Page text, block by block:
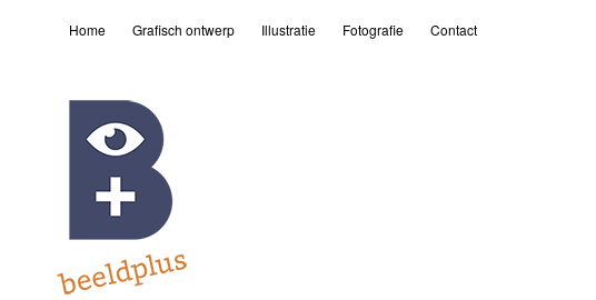
Home Grafisch ontwerp Illustratie Fotografie Contact